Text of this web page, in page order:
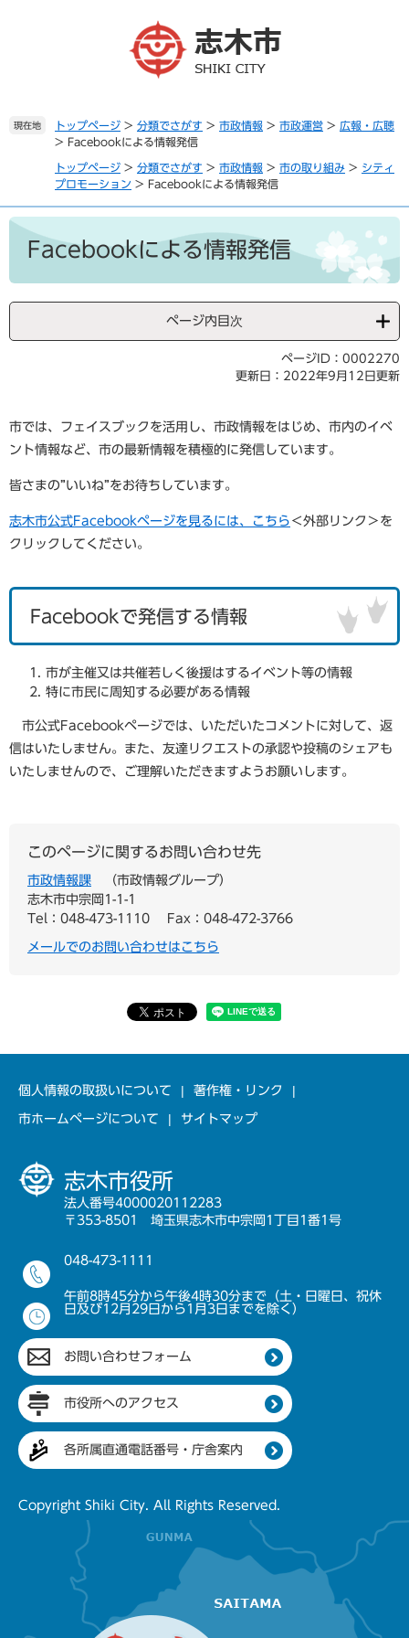
へ
現在地 トップページ > 分類でさがす > 市政情報 > 市政運営 > 広報・広聴
> Facebookによる情報発信
トップページ > 分類でさがす > 市政情報 > 市の取り組み > シティ
プロモーション > Facebookによる情報発信
本
Facebookによる情報発信
ページ内目次
ページID：0002270
更新日：2022年9月12日更新
市では、フェイスブックを活用し、市政情報をはじめ、市内のイベ
ント情報など、市の最新情報を積極的に発信しています。
皆さまの”いいね”をお待ちしています。
志木市公式Facebookページを見るには、こちら ＜外部リンク＞ を
クリックしてください。
Facebookで発信する情報
市が主催又は共催若しく後援はするイベント等の情報
特に市民に周知する必要がある情報
市公式Facebookページでは、いただいたコメントに対して、返
信はいたしません。また、友達リクエストの承認や投稿のシェアも
いたしませんので、ご理解いただきますようお願いします。
このページに関するお問い合わせ先
市政情報課
市政情報グループ
志木市中宗岡1-1-1
Tel：048-473-1110
Fax：048-472-3766
メールでのお問い合わせはこちら
個人情報の取扱いについて 著作権・リンク
市ホームページについて サイトマップ
志木市役所
法人番号4000020112283
〒353-8501 埼玉県志木市中宗岡1丁目1番1号
048-473-1111
午前8時45分から午後4時30分まで（土・日曜日、祝休
日及び12月29日から1月3日までを除く）
お問い合わせフォーム
市役所へのアクセス
各所属直通電話番号・庁舎案内
Copyright Shiki City. All Rights Reserved.